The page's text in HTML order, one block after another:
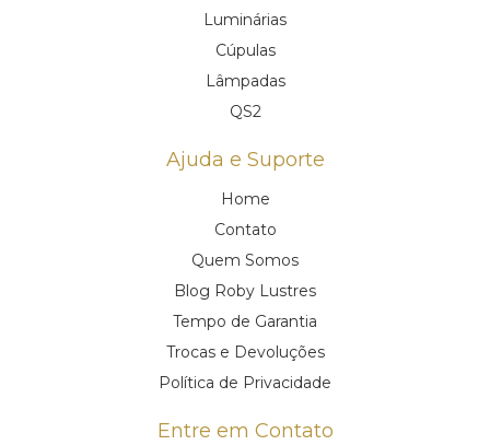
Luminárias
Cúpulas
Lâmpadas
QS2
Ajuda e Suporte
Home
Contato
Quem Somos
Blog Roby Lustres
Tempo de Garantia
Trocas e Devoluções
Política de Privacidade
Entre em Contato